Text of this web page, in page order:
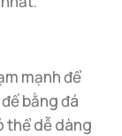
mạnh để
bằng đá
thể dễ dàng